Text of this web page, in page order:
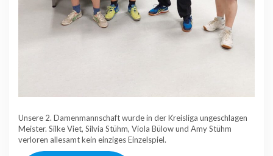
Unsere 2. Damenmannschaft wurde in der Kreisliga ungeschlagen
Meister. Silke Viet, Silvia Stühm, Viola Bülow und Amy Stühm
verloren allesamt kein einziges Einzelspiel.